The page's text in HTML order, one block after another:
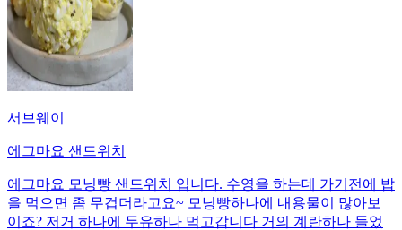
서브웨이
에그마요 샌드위치
에그마요 모닝빵 샌드위치 입니다. 수영을 하는데 가기전에 밥
을 먹으면 좀 무겁더라고요~ 모닝빵하나에 내용물이 많아보
이죠? 저거 하나에 두유하나 먹고갑니다 거의 계란하나 들었